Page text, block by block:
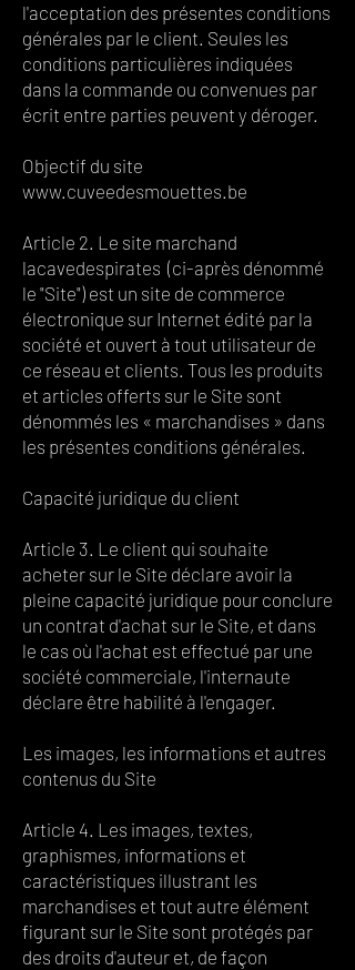
l'acceptation des présentes conditions
générales par le client. Seules les
conditions particulières indiquées
dans la commande ou convenues par
écrit entre parties peuvent y déroger.
Objectif du site
www.cuveedesmouettes.be
Article 2. Le site marchand
lacavedespirates (ci-après dénommé
le "Site") est un site de commerce
électronique sur Internet édité par la
société et ouvert à tout utilisateur de
ce réseau et clients. Tous les produits
et articles offerts sur le Site sont
dénommés les « marchandises » dans
les présentes conditions générales.
Capacité juridique du client
Article 3. Le client qui souhaite
acheter sur le Site déclare avoir la
pleine capacité juridique pour conclure
un contrat d'achat sur le Site, et dans
le cas où l'achat est effectué par une
société commerciale, l'internaute
déclare être habilité à l'engager.
Les images, les informations et autres
contenus du Site
Article 4. Les images, textes,
graphismes, informations et
caractéristiques illustrant les
marchandises et tout autre élément
figurant sur le Site sont protégés par
des droits d'auteur et, de façon